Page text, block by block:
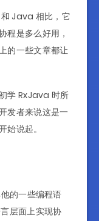
Java 相比，它
程是多么好用，
的一些文章都让
学 RxJava 时所
发者来说这是一
始说起。
的一些编程语
层面上实现协